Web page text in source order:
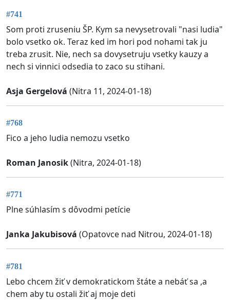
#741
Som proti zruseniu ŠP. Kym sa nevysetrovali "nasi ludia"
bolo vsetko ok. Teraz ked im hori pod nohami tak ju
treba zrusit. Nie, nech sa dovysetruju vsetky kauzy a
nech si vinnici odsedia to zaco su stihani.
Asja Gergelová (Nitra 11, 2024-01-18)
#768
Fico a jeho ludia nemozu vsetko
Roman Janosik(Nitra, 2024-01-18)
#771
Plne súhlasím s dôvodmi petície
Janka Jakubisová (Opatovce nad Nitrou, 2024-01-18)
#781
Lebo chcem žiť v demokratickom štáte a nebáť sa ,a
chem aby tu ostali žiť aj moje deti